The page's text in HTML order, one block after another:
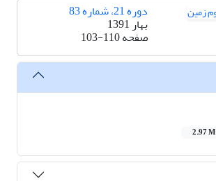
دوره 21، شماره 83
بهار 1391
صفحه103-110
2.97 M